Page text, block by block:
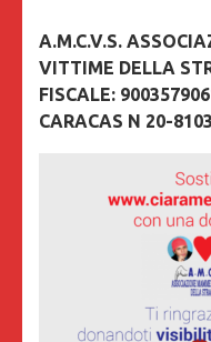
A.M.C.V.S.
VITTIME DELLA
FISCALE:
CARACAS N 20-